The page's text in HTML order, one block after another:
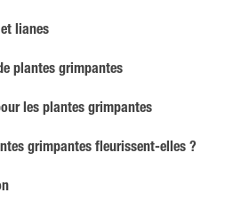
lianes
plantes grimpantes
les plantes grimpantes
grimpantes fleurissent-elles ?